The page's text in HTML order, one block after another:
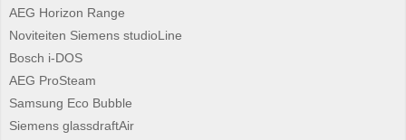
AEG Horizon Range
Noviteiten Siemens studioLine
Bosch i-DOS
AEG ProSteam
Samsung Eco Bubble
Siemens glassdraftAir